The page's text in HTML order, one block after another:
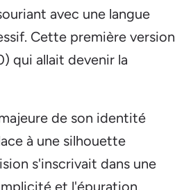
avec une langue
Cette première version
qui allait devenir la
de son identité
à une silhouette
s'inscrivait dans une
et l'épuration.